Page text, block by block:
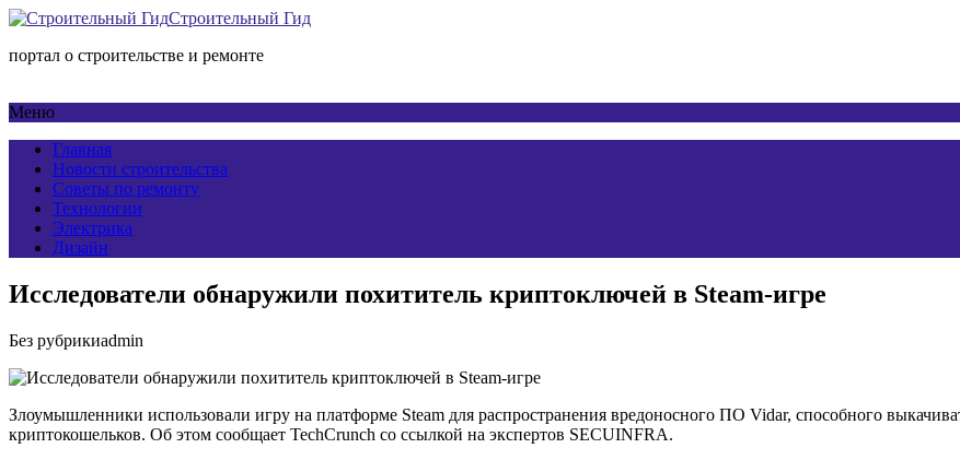
Строительный Гид
портал о строительстве и ремонте
Меню
Главная
Новости строительства
Советы по ремонту
Технологии
Электрика
Дизайн
Исследователи обнаружили похититель криптоключей в Steam-игре
Без рубрикиadmin
Злоумышленники использовали игру на платформе Steam для распространения вредоносного ПО Vidar, способного
криптокошельков. Об этом сообщает TechCrunch со ссылкой на экспертов SECUINFRA.